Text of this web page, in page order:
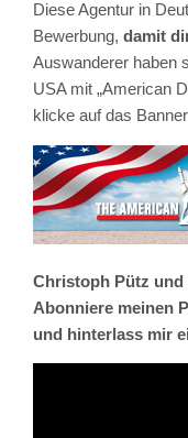
Diese Agentur in
Bewerbung,damit
Auswanderer haben
USA mit „American
klicke auf das
Christoph Pütz und
Abonniere meinen
und hinterlass mir